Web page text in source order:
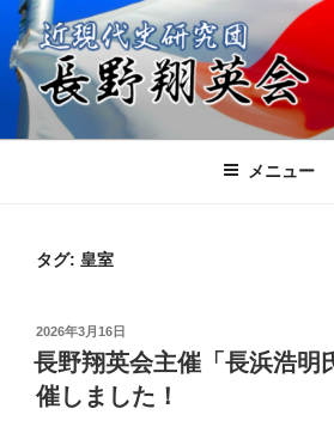
ン
テ
近現代史研究団 長野
日本の進むべき未来を共に考える会
メニュー
タグ: 皇室
投
稿
日:
2026年3月16日
長野翔英会主催「長浜浩明
催しました！